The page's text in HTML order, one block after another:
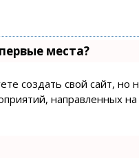
места?
создать свой сайт,
направленных